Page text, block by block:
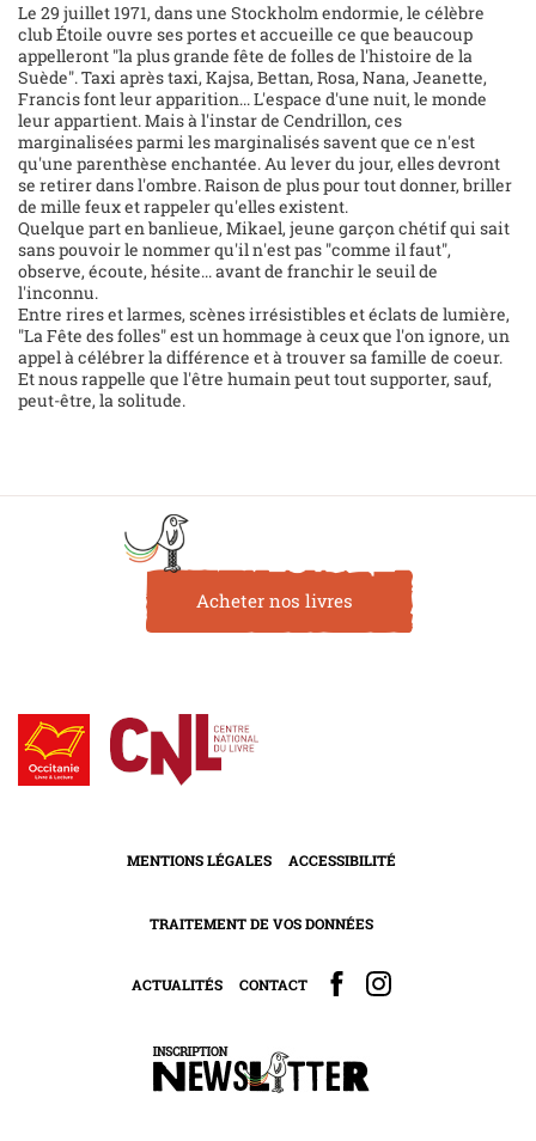
Le 29 juillet 1971, dans une Stockholm endormie, le célèbre
club Étoile ouvre ses portes et accueille ce que beaucoup
appelleront "la plus grande fête de folles de l'histoire de la
Suède". Taxi après taxi, Kajsa, Bettan, Rosa, Nana, Jeanette,
Francis font leur apparition... L'espace d'une nuit, le monde
leur appartient. Mais à l'instar de Cendrillon, ces
marginalisées parmi les marginalisés savent que ce n'est
qu'une parenthèse enchantée. Au lever du jour, elles devront
se retirer dans l'ombre. Raison de plus pour tout donner, briller
de mille feux et rappeler qu'elles existent.
Quelque part en banlieue, Mikael, jeune garçon chétif qui sait
sans pouvoir le nommer qu'il n'est pas "comme il faut",
observe, écoute, hésite... avant de franchir le seuil de
l'inconnu.
Entre rires et larmes, scènes irrésistibles et éclats de lumière,
"La Fête des folles" est un hommage à ceux que l'on ignore, un
appel à célébrer la différence et à trouver sa famille de coeur.
Et nous rappelle que l'être humain peut tout supporter, sauf,
peut-être, la solitude.
Acheter nos livres
MENTIONS LÉGALES ACCESSIBILITÉ
TRAITEMENT DE VOS DONNÉES
ACTUALITÉS CONTACT